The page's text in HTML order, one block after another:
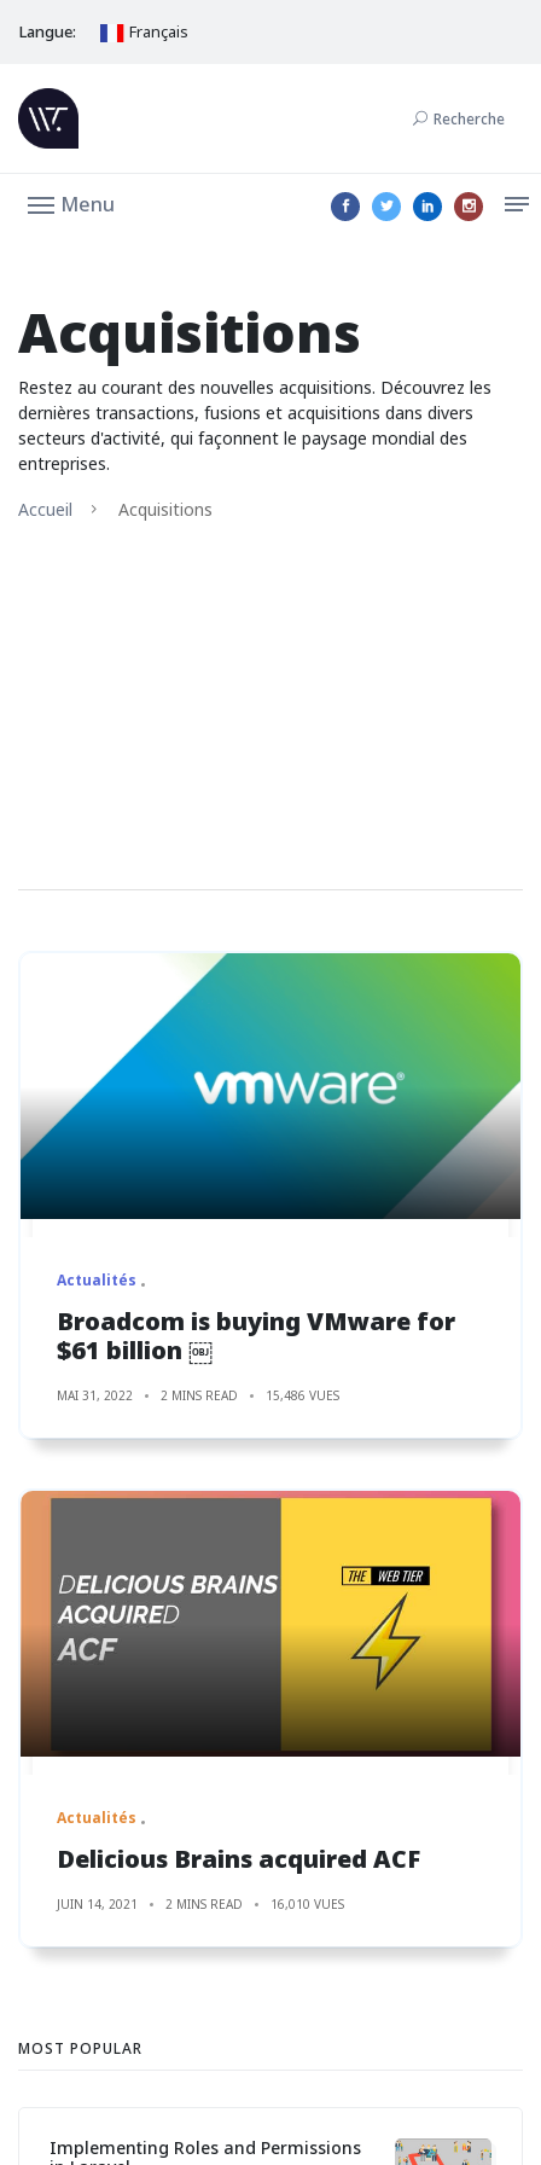
Langue: Français
Recherche
Menu
Acquisitions
Restez au courant des nouvelles acquisitions. Découvrez les
dernières transactions, fusions et acquisitions dans divers
secteurs d'activité, qui façonnent le paysage mondial des
entreprises.
Accueil
Acquisitions
Actualités
Broadcom is buying VMware for
$61 billion ￼
MAI 31, 2022 2 MINS READ 15,486 VUES
Actualités
Delicious Brains acquired ACF
JUIN 14, 2021 2 MINS READ 16,010 VUES
MOST POPULAR
Implementing Roles and Permissions